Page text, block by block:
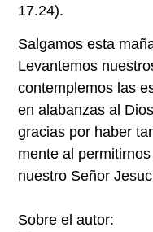
17.24).
Salgamos esta
Levantemos
contemplemos las
en alabanzas al
gracias por haber
mente al
nuestro Señor
Sobre el autor: